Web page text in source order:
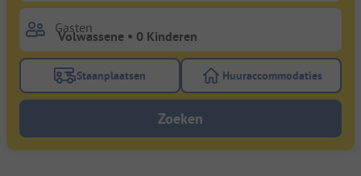
Gasten
Gebruik de filterknop staanplaatsen om te zoeken
Staanplaatsen Gebruik de
Huuraccommodaties
Zoeken